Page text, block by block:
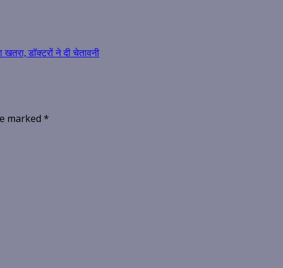
डॉक्टरों ने दी चेतावनी
marked *